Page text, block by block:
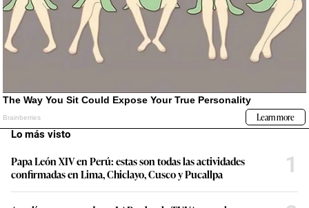
Lo más visto
Papa León XIV en Perú: estas son todas las actividades
confirmadas en Lima, Chiclayo, Cusco y Pucallpa
1